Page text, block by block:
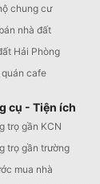
chung cư
nhà đất
Hải Phòng
quán cafe
cụ - Tiện ích
trọ gần KCN
trọ gần trường
mua nhà